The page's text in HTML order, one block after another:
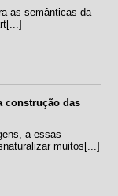
as semânticas da
construção das
a essas
muitos[...]